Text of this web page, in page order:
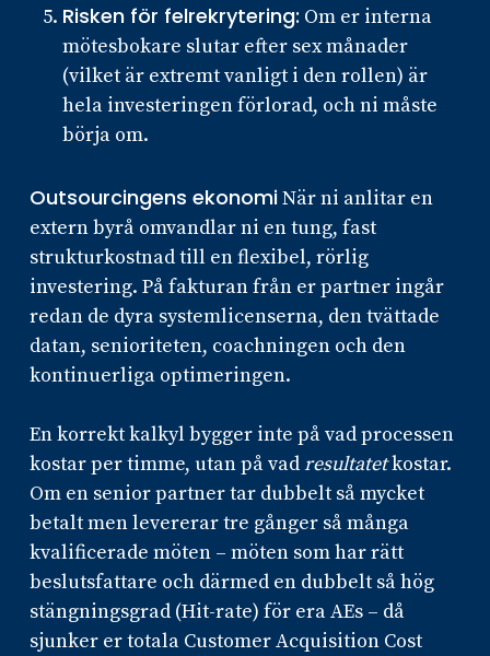
Risken för felrekrytering: Om er interna
mötesbokare slutar efter sex månader
(vilket är extremt vanligt i den rollen) är
hela investeringen förlorad, och ni måste
börja om.
Outsourcingens ekonomiNär ni anlitar en
extern byrå omvandlar ni en tung, fast
strukturkostnad till en flexibel, rörlig
investering. På fakturan från er partner ingår
redan de dyra systemlicenserna, den tvättade
datan, senioriteten, coachningen och den
kontinuerliga optimeringen.
En korrekt kalkyl bygger inte på vad processen
kostar per timme, utan på vadresultatetkostar.
Om en senior partner tar dubbelt så mycket
betalt men levererar tre gånger så många
kvalificerade möten – möten som har rätt
beslutsfattare och därmed en dubbelt så hög
stängningsgrad (Hit-rate) för era AEs – då
sjunker er totala Customer Acquisition Cost